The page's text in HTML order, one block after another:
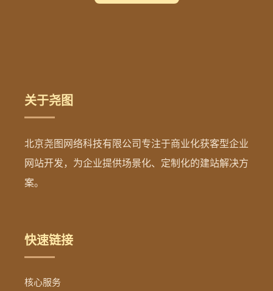
关于尧图
北京尧图网络科技有限公司专注于商业化获客型企业
网站开发，为企业提供场景化、定制化的建站解决方
案。
快速链接
核心服务